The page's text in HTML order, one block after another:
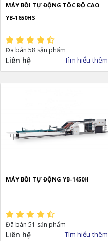
MÁY BỒI TỰ ĐỘNG TỐC ĐỘ CAO
YB-1650HS
Đã bán 58 sản phẩm
Liên hệ Tìm hiểu thêm
MÁY BỒI TỰ ĐỘNG YB-1450H
Đã bán 51 sản phẩm
Liên hệ Tìm hiểu thêm